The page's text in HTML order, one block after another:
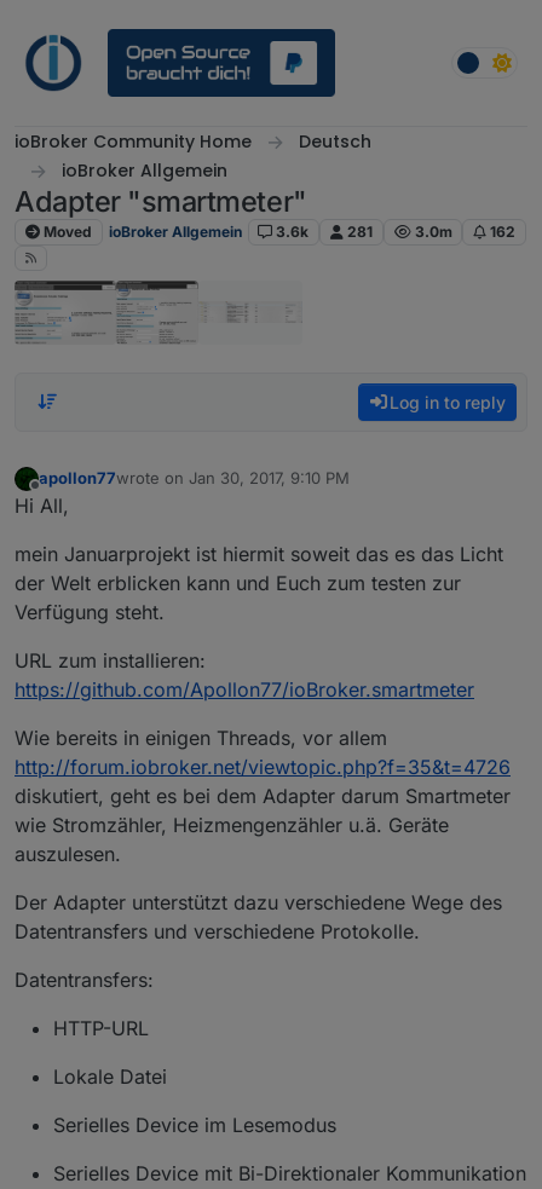
ioBroker Community Home
Deutsch
ioBroker Allgemein
Adapter "smartmeter"
Moved ioBroker Allgemein 3.6k 281 3.0m 162
Log in to reply
Offline
apollon77wrote on Jan 30, 2017, 9:10 PM
last edited by
Hi All,
mein Januarprojekt ist hiermit soweit das es das Licht
der Welt erblicken kann und Euch zum testen zur
Verfügung steht.
URL zum installieren:
https://github.com/Apollon77/ioBroker.smartmeter
Wie bereits in einigen Threads, vor allem
http://forum.iobroker.net/viewtopic.php?f=35&t=4726
diskutiert, geht es bei dem Adapter darum Smartmeter
wie Stromzähler, Heizmengenzähler u.ä. Geräte
auszulesen.
Der Adapter unterstützt dazu verschiedene Wege des
Datentransfers und verschiedene Protokolle.
Datentransfers:
HTTP-URL
Lokale Datei
Serielles Device im Lesemodus
Serielles Device mit Bi-Direktionaler Kommunikation